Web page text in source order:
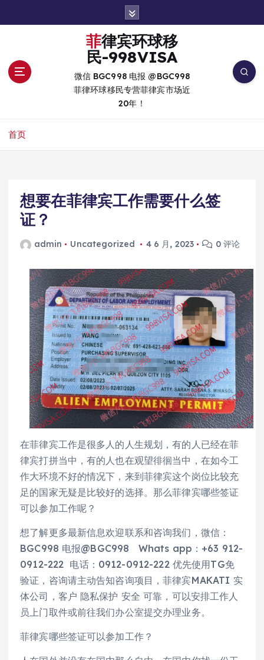
菲律宾环球移
民-998VISA
微信 BGC998 电报 @BGC998
菲律环球移民专营菲律宾市场近
20年！
首页
想要在菲律宾工作需要什么签
证？
admin Uncategorized 4 6 月, 2023 0 评论
在菲律宾工作是很多人的人生规划，有的人已经在菲
律宾打拼当中，有的人也在观望徘徊当中，在如今工
作大环境不好的情况下，来到菲律宾这个岗位比较充
足的国家无疑是比较好的选择。那么菲律宾哪些签证
可以参加工作呢？
想了解更多最新信息欢迎联系和咨询我们，微信：
BGC998 电报@BGC998 Whats app：+63 912-
0912-222 电话：0912-0912-222 优先使用TG免
验证，咨询请主动告知咨询项目，菲律宾MAKATI 实
体公司，客户 隐私保护 安全 可靠，可以安排工作人
员上门取件或前往我们办公室提交办理业务。
菲律宾哪些签证可以参加工作？